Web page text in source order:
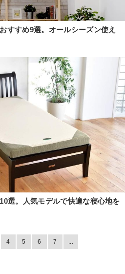
すすめ9選。オールシーズン使え
選。人気モデルで快適な寝心地を
4 5 6 7 ...